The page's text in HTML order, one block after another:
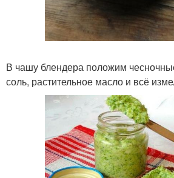
В чашу блендера положим
соль, растительное масло и всё